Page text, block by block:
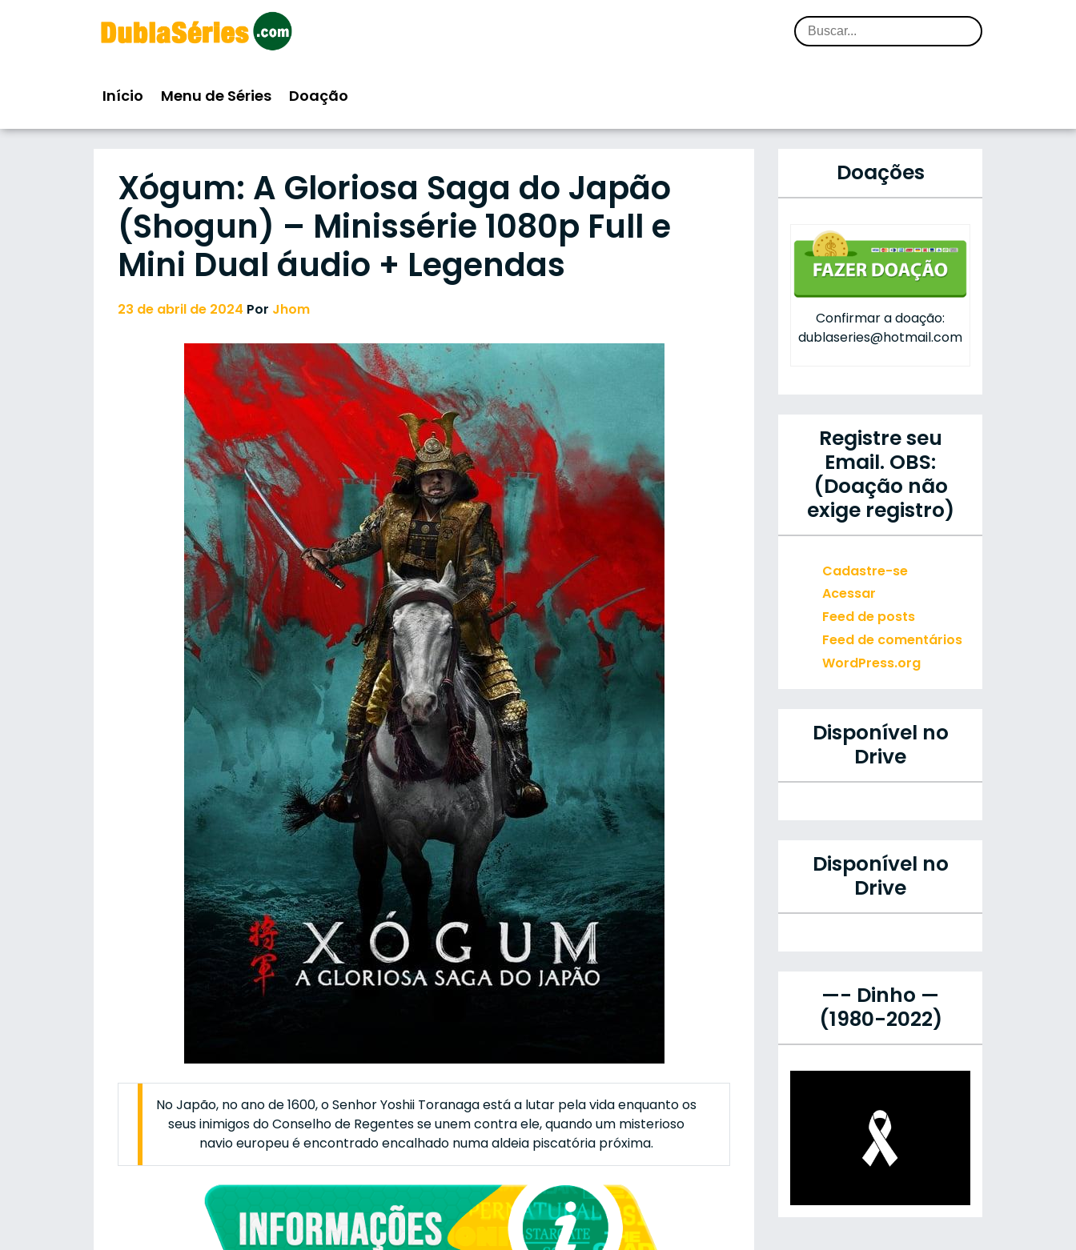
Início Menu de Séries Doação
Xógum: A Gloriosa Saga do Japão
(Shogun) – Minissérie 1080p Full e
Mini Dual áudio + Legendas
23 de abril de 2024 Por Jhom
No Japão, no ano de 1600, o Senhor Yoshii Toranaga está a lutar pela vida enquanto os
seus inimigos do Conselho de Regentes se unem contra ele, quando um misterioso
navio europeu é encontrado encalhado numa aldeia piscatória próxima.
Doações
Confirmar a doação:
dublaseries@hotmail.com
Registre seu
Email. OBS:
(Doação não
exige registro)
Cadastre-se
Acessar
Feed de posts
Feed de comentários
WordPress.org
Disponível no
Drive
Disponível no
Drive
—- Dinho —
(1980-2022)